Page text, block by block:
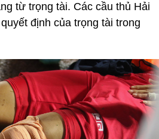
từ trọng tài. Các cầu thủ Hải
định của trọng tài trong